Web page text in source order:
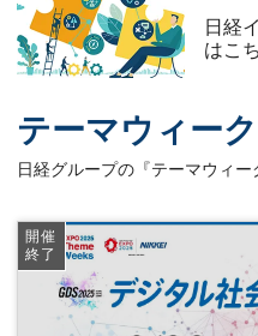
日経
はこ
テーマウィーク
日経グループの『テーマウィ
開催
終了